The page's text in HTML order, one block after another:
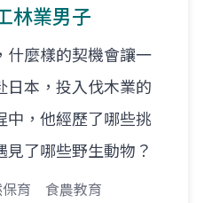
林業男子
什麼樣的契機會讓一
日本，投入伐木業的
中，他經歷了哪些挑
見了哪些野生動物？
育 食農教育